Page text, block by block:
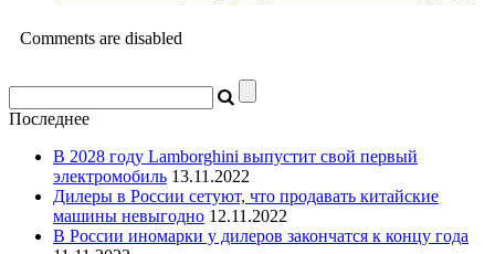
Comments are disabled
Последнее
В 2028 году Lamborghini выпустит свой первый
электромобиль 13.11.2022
Дилеры в России сетуют, что продавать китайские
машины невыгодно 12.11.2022
В России иномарки у дилеров закончатся к концу года